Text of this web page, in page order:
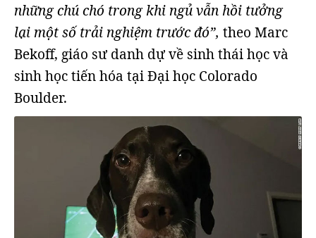
những chú chó trong khi ngủ vẫn hồi tưởng
lại một số trải nghiệm trước đó”, theo Marc
Bekoff, giáo sư danh dự về sinh thái học và
sinh học tiến hóa tại Đại học Colorado
Boulder.